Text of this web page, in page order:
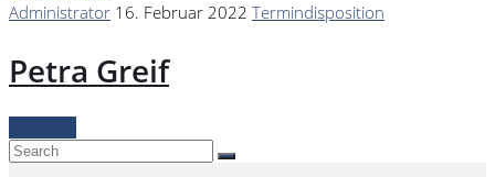
Administrator 16. Februar 2022 Termindisposition
Petra Greif